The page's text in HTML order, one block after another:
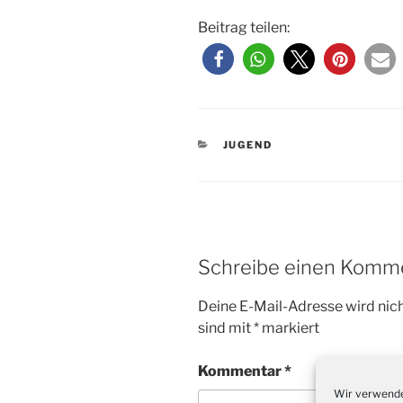
Wir
Beitrag teilen:
KATEGORIEN
JUGEND
Schreibe einen
Deine E-Mail-Adresse wird
sind mit* markiert
Kommentar*